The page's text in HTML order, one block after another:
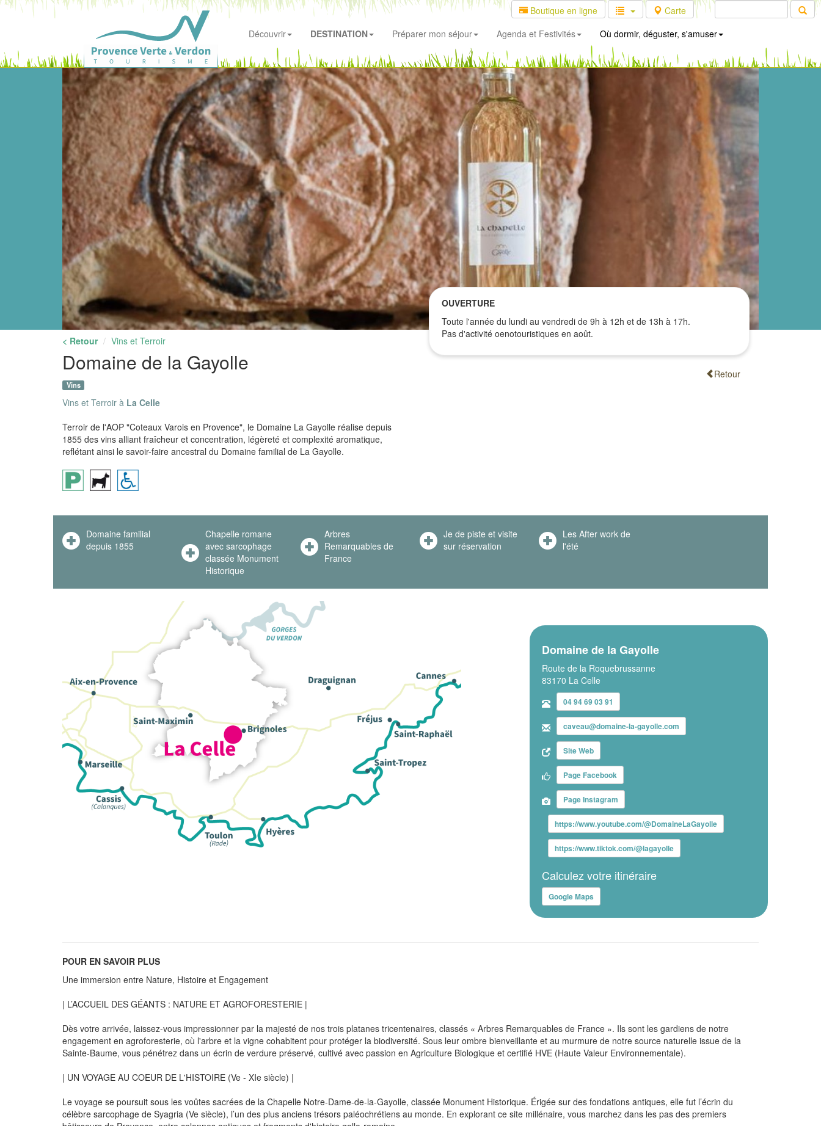
Boutique en ligne
Carte
Découvrir
DESTINATION Préparer mon séjour Agenda et Festivités Où dormir, déguster, s'amuser
< Retour Vins et Terroir
Domaine de la Gayolle
Vins
Vins et Terroir à La Celle
Terroir de l'AOP "Coteaux Varois en Provence", le Domaine La Gayolle réalise depuis
1855 des vins alliant fraîcheur et concentration, légèreté et complexité aromatique,
reflétant ainsi le savoir-faire ancestral du Domaine familial de La Gayolle.
OUVERTURE
Toute l'année du lundi au vendredi de 9h à 12h et de 13h à 17h.
Pas d'activité oenotouristiques en août.
Retour
Domaine familial
depuis 1855
Chapelle romane
avec sarcophage
classée Monument
Historique
Arbres
Remarquables de
France
Je de piste et visite
sur réservation
Les After work de
l'été
Domaine de la Gayolle
Route de la Roquebrussanne
83170 La Celle
04 94 69 03 91
caveau@domaine-la-gayolle.com
Site Web
Page Facebook
Page Instagram
https://www.youtube.com/@DomaineLaGayolle
https://www.tiktok.com/@lagayolle
Calculez votre itinéraire
Google Maps
POUR EN SAVOIR PLUS
Une immersion entre Nature, Histoire et Engagement
| L’ACCUEIL DES GÉANTS : NATURE ET AGROFORESTERIE |
Dès votre arrivée, laissez-vous impressionner par la majesté de nos trois platanes tricentenaires, classés « Arbres Remarquables de France ». Ils sont les gardiens de notre
engagement en agroforesterie, où l'arbre et la vigne cohabitent pour protéger la biodiversité. Sous leur ombre bienveillante et au murmure de notre source naturelle issue de la
Sainte-Baume, vous pénétrez dans un écrin de verdure préservé, cultivé avec passion en Agriculture Biologique et certifié HVE (Haute Valeur Environnementale).
| UN VOYAGE AU COEUR DE L'HISTOIRE (Ve - XIe siècle) |
Le voyage se poursuit sous les voûtes sacrées de la Chapelle Notre-Dame-de-la-Gayolle, classée Monument Historique. Érigée sur des fondations antiques, elle fut l’écrin du
célèbre sarcophage de Syagria (Ve siècle), l’un des plus anciens trésors paléochrétiens au monde. En explorant ce site millénaire, vous marchez dans les pas des premiers